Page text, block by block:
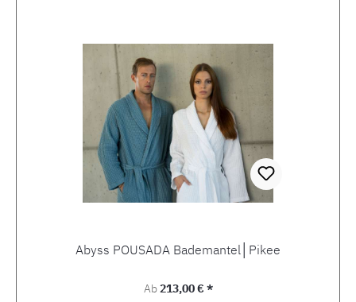
Abyss POUSADA Bademantel│Pikee
Regulärer Preis:
Ab213,00 € *